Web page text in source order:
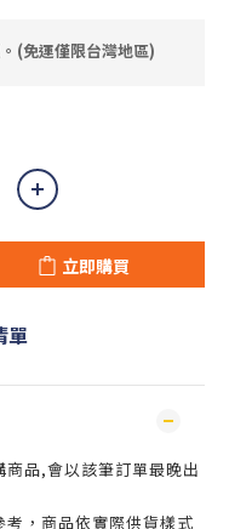
(免運僅限台灣地區)
立即購買
單
品,會以該筆訂單最晚出
，商品依實際供貨樣式